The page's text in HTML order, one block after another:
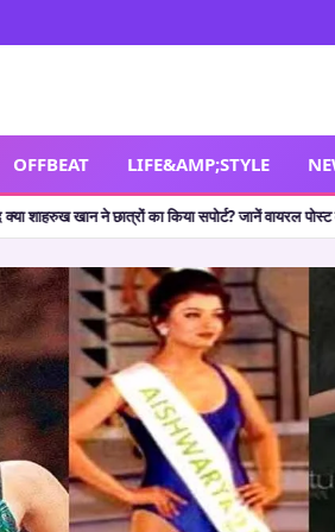
OFFBEAT LIFE&AMP;STYLE
•🔥 Shocking Retirement: थलपति विजय ही नहीं,